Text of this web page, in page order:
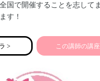
国で開催することを志してま
す！
> この講師の講